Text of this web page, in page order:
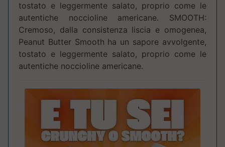
tostato e leggermente salato, proprio come le
autentiche noccioline americane. SMOOTH:
Cremoso, dalla consistenza liscia e omogenea,
Peanut Butter Smooth ha un sapore avvolgente,
tostato e leggermente salato, proprio come le
autentiche noccioline americane.